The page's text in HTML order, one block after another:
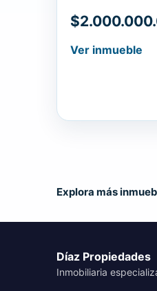
Ver inmueble
Explora más
Díaz Propiedades
Inmobiliaria